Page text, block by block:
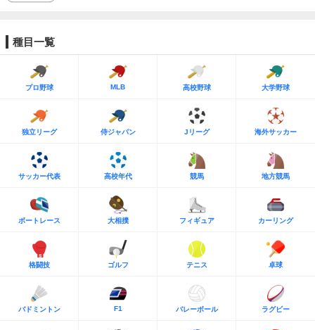
種目一覧
プロ野球 MLB 高校野球 大学野球
独立リーグ 侍ジャパン Jリーグ 海外サッカー
サッカー代表 高校年代 競馬 地方競馬
ボートレース 大相撲 フィギュア カーリング
格闘技 ゴルフ テニス 卓球
バドミントン F1 バレーボール ラグビー